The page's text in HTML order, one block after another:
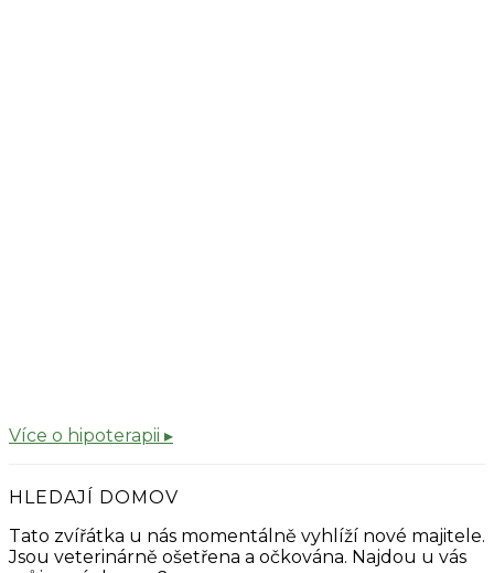
Více o hipoterapii ▸
HLEDAJÍ DOMOV
Tato zvířátka u nás momentálně vyhlíží nové majitele.
Jsou veterinárně ošetřena a očkována. Najdou u vás